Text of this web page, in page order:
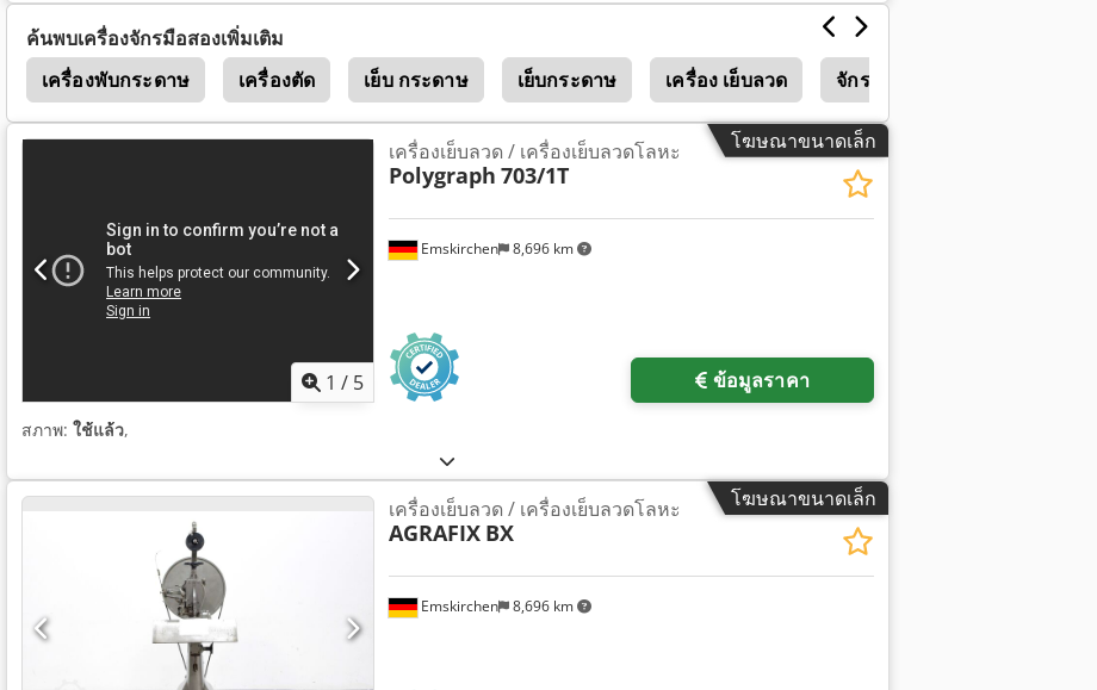
ค้นพบเครื่องจักรมือสองเพิ่มเติม
เครื่องพับกระดาษ
เครื่องตัด เย็บ กระดาษ เย็บกระดาษ เครื่อง เย็บลวด จักรเย็บผ้า Eagle 30 1
โฆษณาขนาดเล็ก
1 / 5
Emskirchen 8,696 km
เครื่องเย็บลวด / เครื่องเย็บลวดโลหะ
Polygraph 703/1T
ข้อมูลราคา
สภาพ: ใช้แล้ว,
โฆษณาขนาดเล็ก
Emskirchen 8,696 km
เครื่องเย็บลวด / เครื่องเย็บลวดโลหะ
AGRAFIX BX